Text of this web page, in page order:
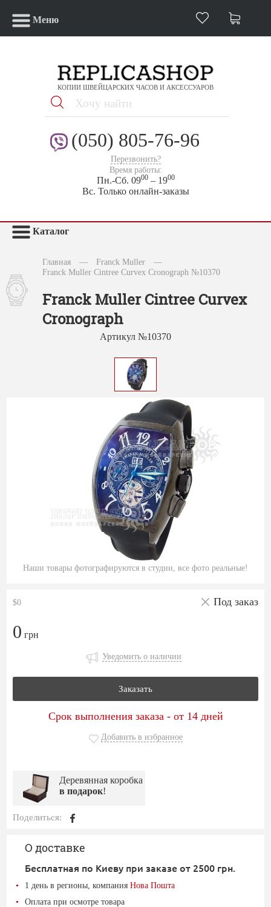
Меню
КОПИИ ШВЕЙЦАРСКИХ ЧАСОВ И АКСЕССУАРОВ
(050) 805-76-96
Перезвонить?
Время работы:
Пн.-Сб. 0900– 1900
Вс. Только онлайн-заказы
Каталог
Главная — Franck Muller
—
Franck Muller Cintree Curvex Cronograph №10370
Franck Muller Cintree Curvex
Cronograph
Артикул №10370
Наши товары фотографируются в студии, все фото реальные!
$0 Под заказ
0 грн
Уведомить о наличии
Заказать
Срок выполнения заказа - от 14 дней
Добавить в избранное
Деревянная коробка
в подарок!
Поделиться:
О доставке
Бесплатная по Киеву при заказе от 2500 грн.
1 день в регионы, компанияНова Пошта
Оплата при осмотре товара